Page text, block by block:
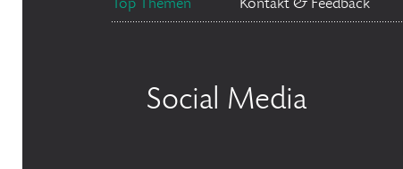
Top Themen Kontakt & Feedback
Social Media